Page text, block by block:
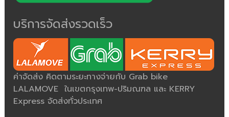
บริการจัดส่งรวดเร็ว
ค่าจัดส่ง คิดตามระยะทางจ่ายกับ Grab bike
LALAMOVE ในเขตกรุงเทพ-ปริมณฑล และ KERRY
Express จัดส่งทั่วประเทศ